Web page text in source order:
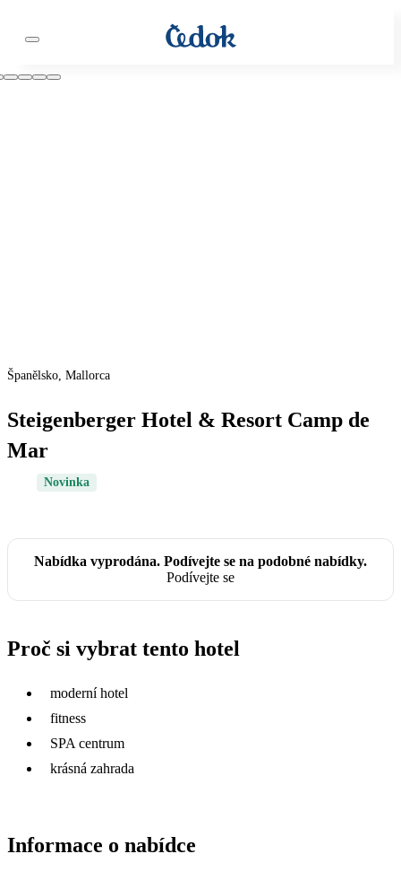
Španělsko, Mallorca
Steigenberger Hotel & Resort Camp de
Mar
Novinka
Nabídka vyprodána. Podívejte se na podobné nabídky.
Podívejte se
Proč si vybrat tento hotel
moderní hotel
fitness
SPA centrum
krásná zahrada
Informace o nabídce